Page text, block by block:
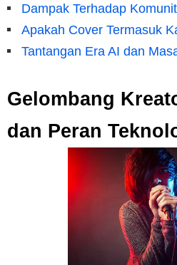
Dampak Terhadap
Apakah Cover Termasuk
Tantangan Era AI dan
Gelombang
dan Peran